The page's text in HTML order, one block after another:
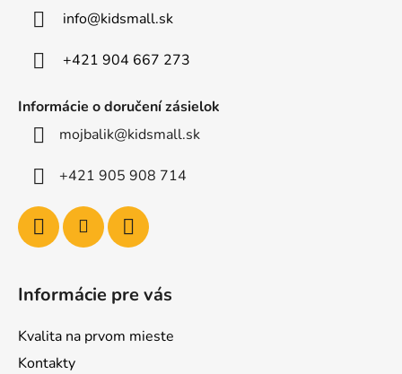
info@kidsmall.sk
+421 904 667 273
Informácie o doručení zásielok
mojbalik@kidsmall.sk
+421 905 908 714
Informácie pre vás
Kvalita na prvom mieste
Kontakty